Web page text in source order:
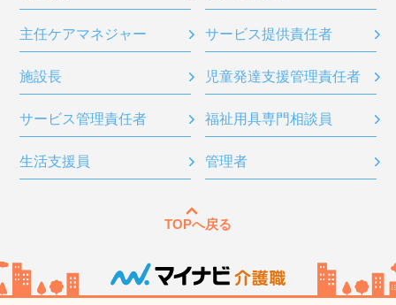
主任ケアマネジャー サービス提供責任者
施設長 児童発達支援管理責任者
サービス管理責任者 福祉用具専門相談員
生活支援員 管理者
TOPへ戻る